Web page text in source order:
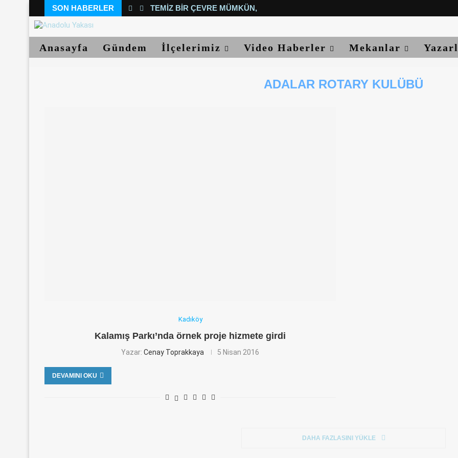
SON HABERLER TEMIZ BIR ÇEVRE MÜMKÜN, YETER...
Anasayfa Gündem İlçelerimiz Video Haberler Mekanlar
ADALAR ROTARY KULÜBÜ
Kadıköy
Kalamış Parkı’nda örnek proje hizmete girdi
Yazar: Cenay Toprakkaya 5 Nisan 2016
DEVAMINI OKU
DAHA FAZLASINI YÜKLE